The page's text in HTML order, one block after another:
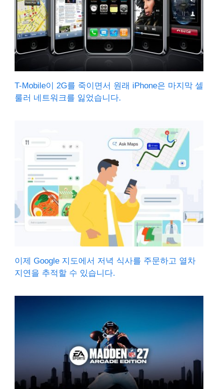
T-Mobile이 2G를 죽이면서 원래 iPhone은 마지막 셀
룰러 네트워크를 잃었습니다.
이제 Google 지도에서 저녁 식사를 주문하고 열차
지연을 추적할 수 있습니다.